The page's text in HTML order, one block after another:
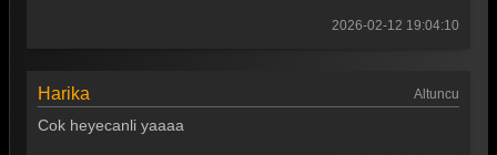
2026-02-12 19:04:10
Harika Altuncu
Cok heyecanli yaaaa